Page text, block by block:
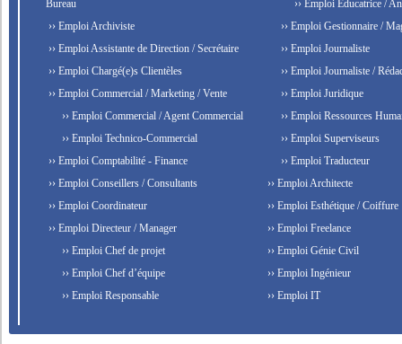
Bureau
›› Emploi Archiviste
›› Emploi Assistante de Direction / Secrétaire
›› Emploi Chargé(e)s Clientèles
›› Emploi Commercial / Marketing / Vente
›› Emploi Commercial / Agent Commercial
›› Emploi Technico-Commercial
›› Emploi Comptabilité - Finance
›› Emploi Conseillers / Consultants
›› Emploi Coordinateur
›› Emploi Directeur / Manager
›› Emploi Chef de projet
›› Emploi Chef d’équipe
›› Emploi Responsable
›› Emploi Éducatrice /
›› Emploi Gestionnaire /
›› Emploi Journaliste
›› Emploi Journaliste /
›› Emploi Juridique
›› Emploi Ressources
›› Emploi Superviseurs
›› Emploi Traducteur
›› Emploi Architecte
›› Emploi Esthétique / Coiffure
›› Emploi Freelance
›› Emploi Génie Civil
›› Emploi Ingénieur
›› Emploi IT